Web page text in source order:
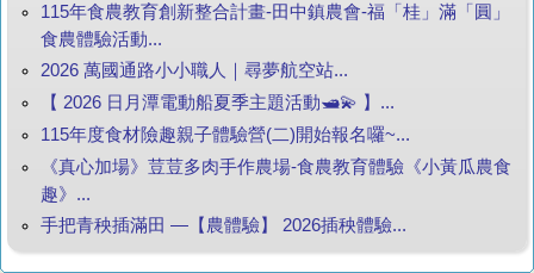
115年食農教育創新整合計畫-田中鎮農會-福「桂」滿「圓」
食農體驗活動...
2026 萬國通路小小職人｜尋夢航空站...
【 2026 日月潭電動船夏季主題活動🛥️💫 】...
115年度食材險趣親子體驗營(二)開始報名囉~...
《真心加場》荳荳多肉手作農場-食農教育體驗《小黃瓜農食
趣》...
手把青秧插滿田 —【農體驗】 2026插秧體驗...